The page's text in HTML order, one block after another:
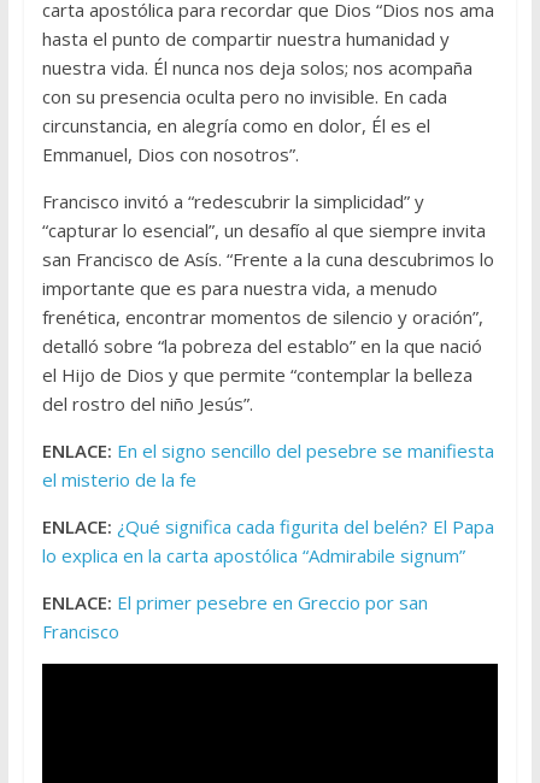
carta apostólica para recordar que Dios “Dios nos ama
hasta el punto de compartir nuestra humanidad y
nuestra vida. Él nunca nos deja solos; nos acompaña
con su presencia oculta pero no invisible. En cada
circunstancia, en alegría como en dolor, Él es el
Emmanuel, Dios con nosotros”.
Francisco invitó a “redescubrir la simplicidad” y
“capturar lo esencial”, un desafío al que siempre invita
san Francisco de Asís. “Frente a la cuna descubrimos lo
importante que es para nuestra vida, a menudo
frenética, encontrar momentos de silencio y oración”,
detalló sobre “la pobreza del establo” en la que nació
el Hijo de Dios y que permite “contemplar la belleza
del rostro del niño Jesús”.
ENLACE: En el signo sencillo del pesebre se manifiesta
el misterio de la fe
ENLACE: ¿Qué significa cada figurita del belén? El Papa
lo explica en la carta apostólica “Admirabile signum”
ENLACE: El primer pesebre en Greccio por san
Francisco